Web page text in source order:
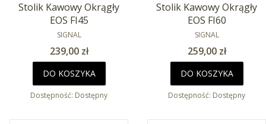
Stolik Kawowy Okrągły
EOS FI45
PRODUCENT
SIGNAL
Cena
239,00 zł
DO KOSZYKA
Dostępność: Dostępny
Stolik Kawowy Okrągły
EOS FI60
PRODUCENT
SIGNAL
Cena
259,00 zł
DO KOSZYKA
Dostępność: Dostępny